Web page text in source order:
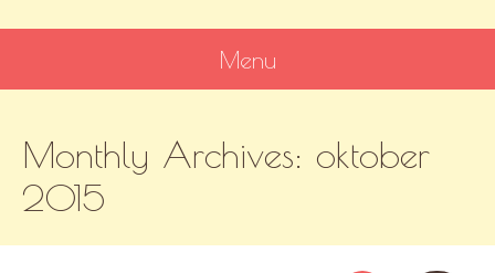
Menu
CONTENT
Monthly Archives: oktober
2015